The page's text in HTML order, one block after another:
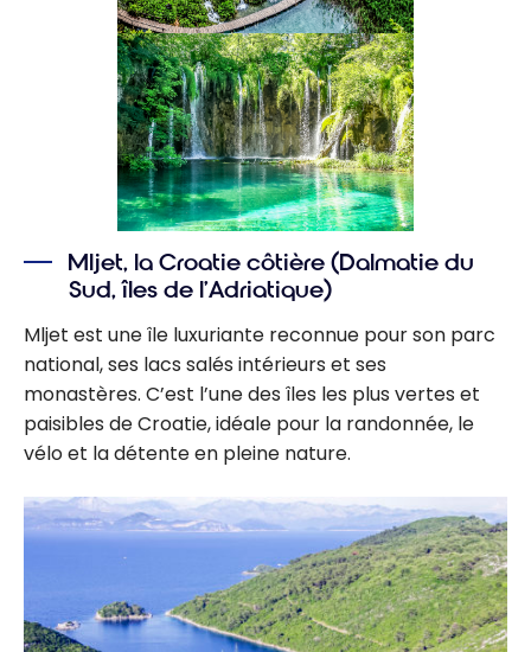
Mljet, la Croatie côtière (Dalmatie du
Sud, îles de l’Adriatique)
Mljet est une île luxuriante reconnue pour son parc
national, ses lacs salés intérieurs et ses
monastères. C’est l’une des îles les plus vertes et
paisibles de Croatie, idéale pour la randonnée, le
vélo et la détente en pleine nature.